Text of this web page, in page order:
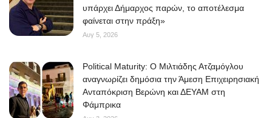
υπάρχει Δήμαρχος παρών, το αποτέλεσμα
φαίνεται στην πράξη»
Αυγ 5, 2026
Political Maturity: Ο Μιλτιάδης Ατζαμόγλου
αναγνωρίζει δημόσια την Άμεση Επιχειρησιακή
Ανταπόκριση Βερώνη και ΔΕΥΑΜ στη
Φάμπρικα